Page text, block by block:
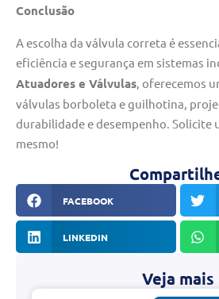
Conclusão
A escolha da válvula correta é
eficiência e segurança em sistemas
Atuadores e Válvulas , oferecemos
válvulas borboleta e guilhotina,
durabilidade e desempenho. Solicite
mesmo!
FACEBOOK
LINKEDIN
Veja mais